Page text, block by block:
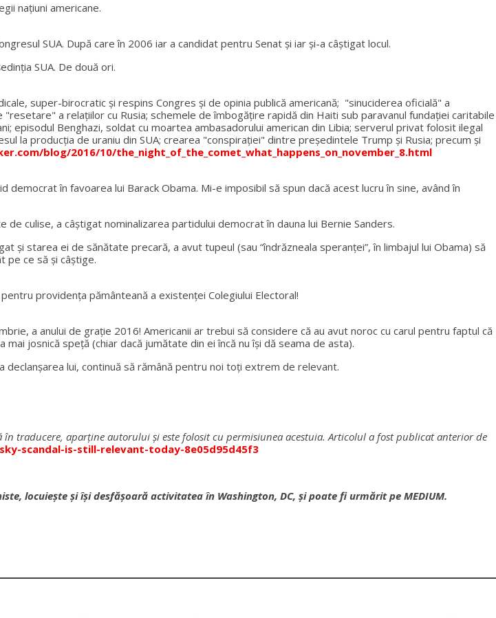
națiuni americane.
SUA. După care în 2006 iar a candidat pentru Senat şi iar şi-a câștigat locul.
SUA. De două ori.
super-birocratic şi respins Congres şi de opinia publică americană; "sinuciderea oficială" a
a relaţiilor cu Rusia; schemele de îmbogăţire rapidă din Haiti sub paravanul fundaţiei caritabile
episodul Benghazi, soldat cu moartea ambasadorului american din Libia; serverul privat folosit ilegal
la producţia de uraniu din SUA; crearea "conspiraţiei" dintre preşedintele Trump şi Rusia; precum și
blog/2016/10/the_night_of_the_comet_what_happens_on_november_8.html
în favoarea lui Barack Obama. Mi-e imposibil să spun dacă acest lucru în sine, având în
culise, a câştigat nominalizarea partidului democrat în dauna lui Bernie Sanders.
şi starea ei de sănătate precară, a avut tupeul (sau “îndrăzneala speranţei”, în limbajul lui Obama) să
pe ce să şi câştige.
providenţa pământeană a existenţei Colegiului Electoral!
a anului de graţie 2016! Americanii ar trebui să considere că au avut noroc cu carul pentru faptul că
josnică speţă (chiar dacă jumătate din ei încă nu își dă seama de asta).
declanşarea lui, continuă să rămână pentru noi toţi extrem de relevant.
traducere, aparţine autorului şi este folosit cu permisiunea acestuia. Articolul a fost publicat anterior de
scandal-is-still-relevant-today-8e05d95d45f3
locuieşte şi îşi desfăşoară activitatea în Washington, DC, şi poate fi urmărit pe MEDIUM.